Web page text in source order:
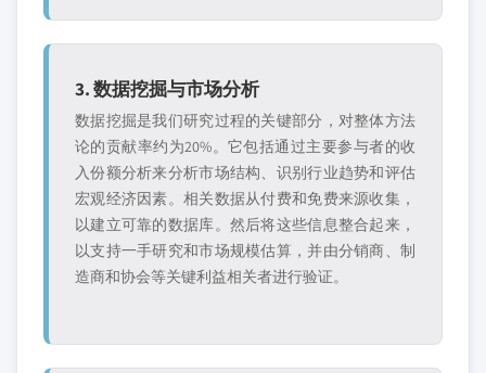
3. 数据挖掘与市场分析
数据挖掘是我们研究过程的关键部分，对整体方法
论的贡献率约为20%。它包括通过主要参与者的收
入份额分析来分析市场结构、识别行业趋势和评估
宏观经济因素。相关数据从付费和免费来源收集，
以建立可靠的数据库。然后将这些信息整合起来，
以支持一手研究和市场规模估算，并由分销商、制
造商和协会等关键利益相关者进行验证。